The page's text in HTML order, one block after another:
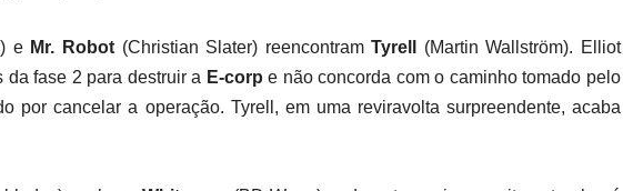
e Mr. Robot(Christian Slater) reencontramTyrell
(Martin Wallström). Elliot
da fase 2 para destruir a E-corp e não concorda com o caminho tomado pelo
por cancelar a operação. Tyrell, em uma reviravolta surpreendente, acaba